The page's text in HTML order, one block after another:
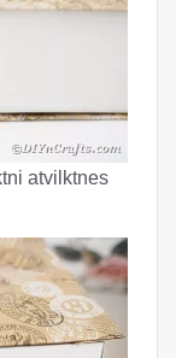
atvilktnes